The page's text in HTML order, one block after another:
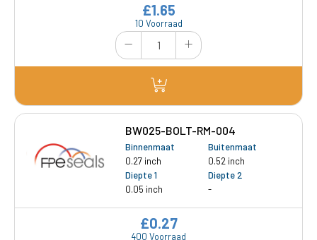
10 Voorraad
£1.65
BW025-BOLT-RM-004
Binnenmaat
0.27 inch
Buitenmaat
0.52 inch
Diepte 1
0.05 inch
Diepte 2
-
400 Voorraad
£0.27